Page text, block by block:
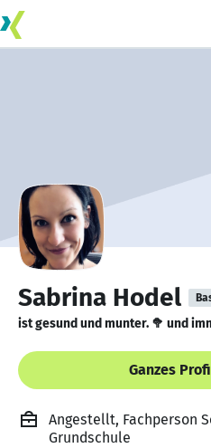
Sabrina Hodel
ist gesund und munter. 🥦 und
Ganzes
Angestellt, Fachperson
Grundschule